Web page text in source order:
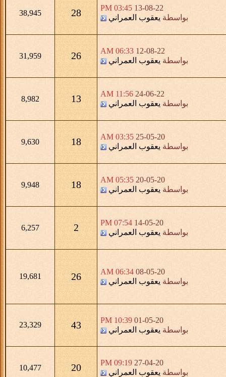
13-08-22
03:45 PM
بواسطة يعقوب العمراني 28
38,945
12-08-22
06:33 AM
بواسطة يعقوب العمراني 26
31,959
24-06-22
11:56 AM
بواسطة يعقوب العمراني 13
8,982
25-05-20
03:35 AM
بواسطة يعقوب العمراني 18
9,630
20-05-20
05:35 AM
بواسطة يعقوب العمراني 18
9,948
14-05-20
07:54 PM
بواسطة يعقوب العمراني 2
6,257
08-05-20
06:34 AM
بواسطة يعقوب العمراني 26
19,681
01-05-20
10:39 PM
بواسطة يعقوب العمراني 43
23,329
27-04-20
09:19 PM
بواسطة يعقوب العمراني 20
10,477